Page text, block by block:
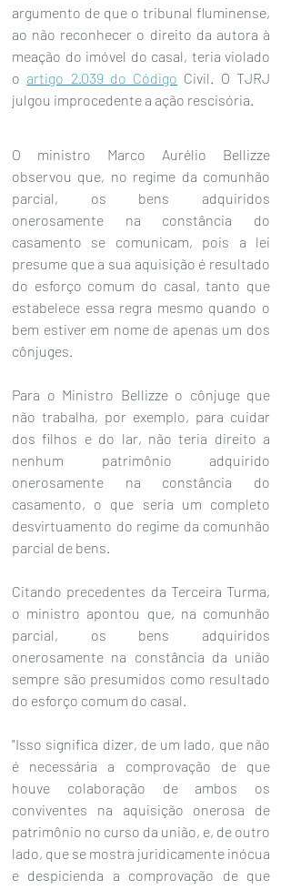
argumento de que o tribunal fluminense,
ao não reconhecer o direito da autora à
meação do imóvel do casal, teria violado
o artigo 2.039 do Código Civil. O TJRJ
julgou improcedente a ação rescisória.
O ministro Marco Aurélio Bellizze
observou que, no regime da comunhão
parcial, os bens adquiridos
onerosamente na constância do
casamento se comunicam, pois a lei
presume que a sua aquisição é resultado
do esforço comum do casal, tanto que
estabelece essa regra mesmo quando o
bem estiver em nome de apenas um dos
cônjuges.
Para o Ministro Bellizze o cônjuge que
não trabalha, por exemplo, para cuidar
dos filhos e do lar, não teria direito a
nenhum patrimônio adquirido
onerosamente na constância do
casamento, o que seria um completo
desvirtuamento do regime da comunhão
parcial de bens.
Citando precedentes da Terceira Turma,
o ministro apontou que, na comunhão
parcial, os bens adquiridos
onerosamente na constância da união
sempre são presumidos como resultado
do esforço comum do casal.
"Isso significa dizer, de um lado, que não
é necessária a comprovação de que
houve colaboração de ambos os
conviventes na aquisição onerosa de
patrimônio no curso da união, e, de outro
lado, que se mostra juridicamente inócua
e despicienda a comprovação de que